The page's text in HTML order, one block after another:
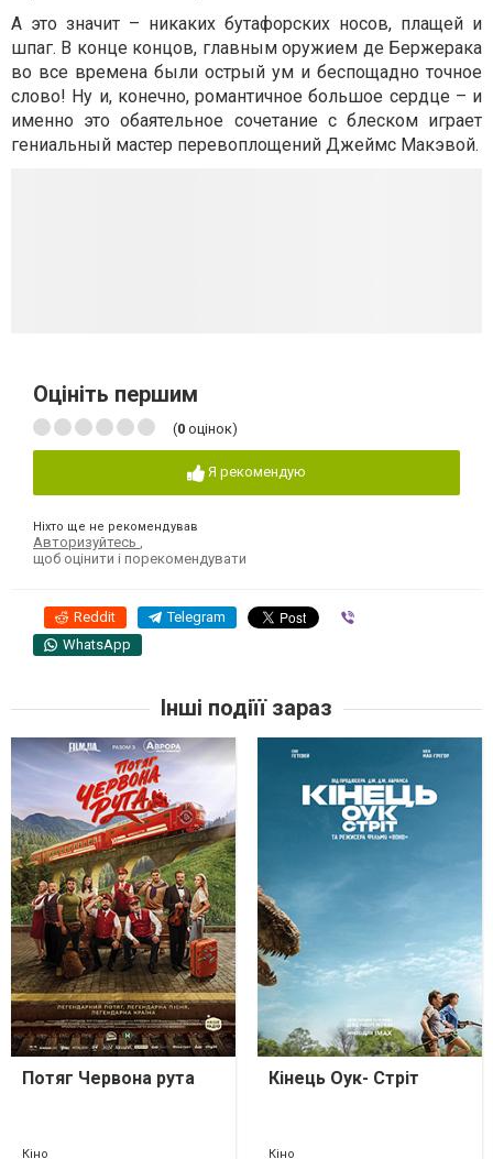
А это значит – никаких бутафорских носов, плащей и
шпаг. В конце концов, главным оружием де Бержерака
во все времена были острый ум и беспощадно точное
слово! Ну и, конечно, романтичное большое сердце – и
именно это обаятельное сочетание с блеском играет
гениальный мастер перевоплощений Джеймс Макэвой.
Оцініть першим
(0 оцінок)
Я рекомендую
Ніхто ще не рекомендував
Авторизуйтесь
щоб оцінити і порекомендувати
Reddit Telegram
WhatsApp
Інші подіїї зараз
Потяг Червона рута
Кіно
Кінець Оук- Стріт
Кіно